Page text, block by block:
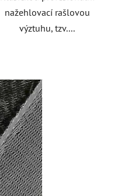
nažehlovací rašlovou
výztuhu, tzv....